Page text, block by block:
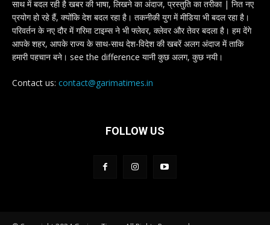
साथ में बदल रही है खबर की भाषा, लिखने का अंदाज, प्रस्तुति का तरीका | नित नए
प्रयोग हो रहे हैं, क्योंकि देश बदल रहा है। तकनीकी युग में मीडिया भी बदल रहा है।
परिवर्तन के नए दौर में गरिमा टाइम्स ने भी फ्लेवर, क्लेवर और तेवर बदला है। हम देंगे
आपके शहर, आपके राज्य के साथ-साथ देश-विदेश की खबरें अलग अंदाज में ताकि
हमारी पहचान बने। see the difference यानी कुछ अलग, कुछ नयी।
Contact us: contact@garimatimes.in
FOLLOW US